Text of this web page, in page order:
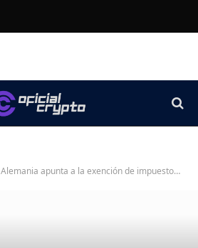
Alemania apunta a la exención de impuestos sobre las criptomonedas en el presupuesto federal de 2027